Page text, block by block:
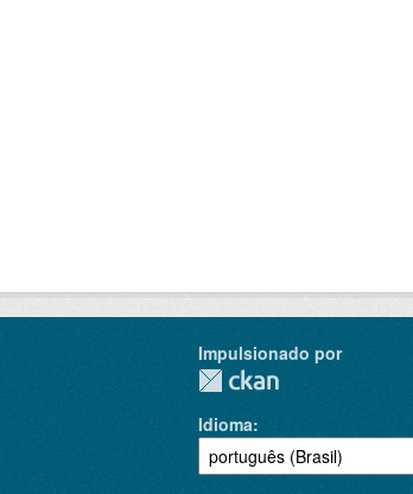
Impulsionado por
Idioma